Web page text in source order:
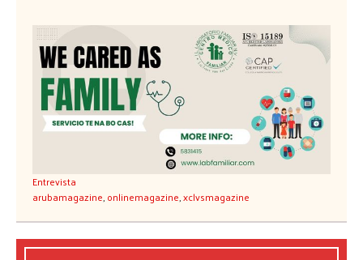
Entrevista
arubamagazine,onlinemagazine,xclvsmagazine